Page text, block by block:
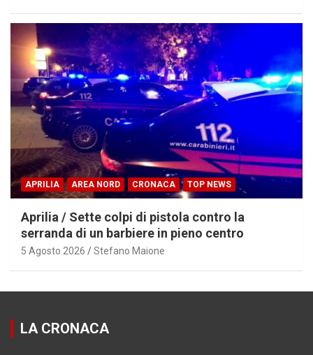
APRILIA AREA NORD CRONACA TOP NEWS
Aprilia / Sette colpi di pistola contro la
serranda di un barbiere in pieno centro
5 Agosto 2026 Stefano Maione
LA CRONACA